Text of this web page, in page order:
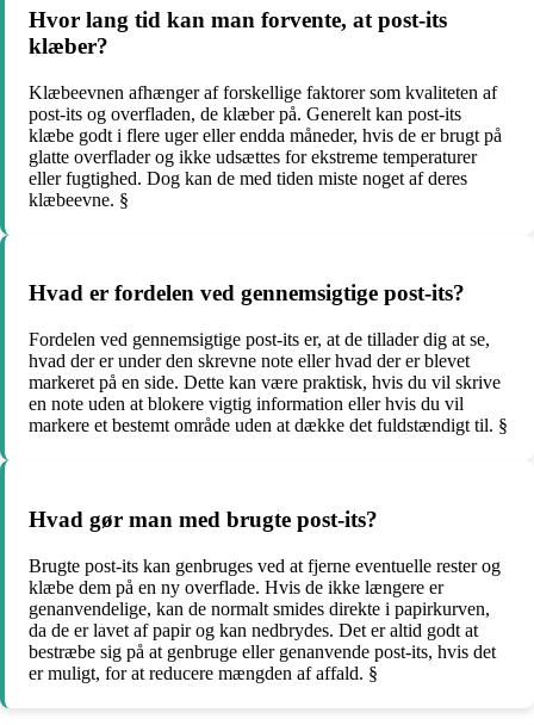
Hvor lang tid kan man forvente, at post-its
klæber?
Klæbeevnen afhænger af forskellige faktorer som kvaliteten af
post-its og overfladen, de klæber på. Generelt kan post-its
klæbe godt i flere uger eller endda måneder, hvis de er brugt på
glatte overflader og ikke udsættes for ekstreme temperaturer
eller fugtighed. Dog kan de med tiden miste noget af deres
klæbeevne. §
Hvad er fordelen ved gennemsigtige post-its?
Fordelen ved gennemsigtige post-its er, at de tillader dig at se,
hvad der er under den skrevne note eller hvad der er blevet
markeret på en side. Dette kan være praktisk, hvis du vil skrive
en note uden at blokere vigtig information eller hvis du vil
markere et bestemt område uden at dække det fuldstændigt til. §
Hvad gør man med brugte post-its?
Brugte post-its kan genbruges ved at fjerne eventuelle rester og
klæbe dem på en ny overflade. Hvis de ikke længere er
genanvendelige, kan de normalt smides direkte i papirkurven,
da de er lavet af papir og kan nedbrydes. Det er altid godt at
bestræbe sig på at genbruge eller genanvende post-its, hvis det
er muligt, for at reducere mængden af affald. §